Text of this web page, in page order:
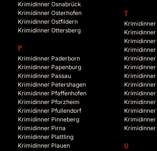
Krimidinner Osnabrück
Krimidinner Osterhofen
Krimidinner Ostfildern
Krimidinner Ottersberg
P
Krimidinner Paderborn
Krimidinner Papenburg
Krimidinner Passau
Krimidinner Petershagen
Krimidinner Pfaffenhofen
Krimidinner Pforzheim
Krimidinner Pfullendorf
Krimidinner Pinneberg
Krimidinner Pirna
Krimidinner Plattling
Krimidinner Plauen
T
Krimidinner
U